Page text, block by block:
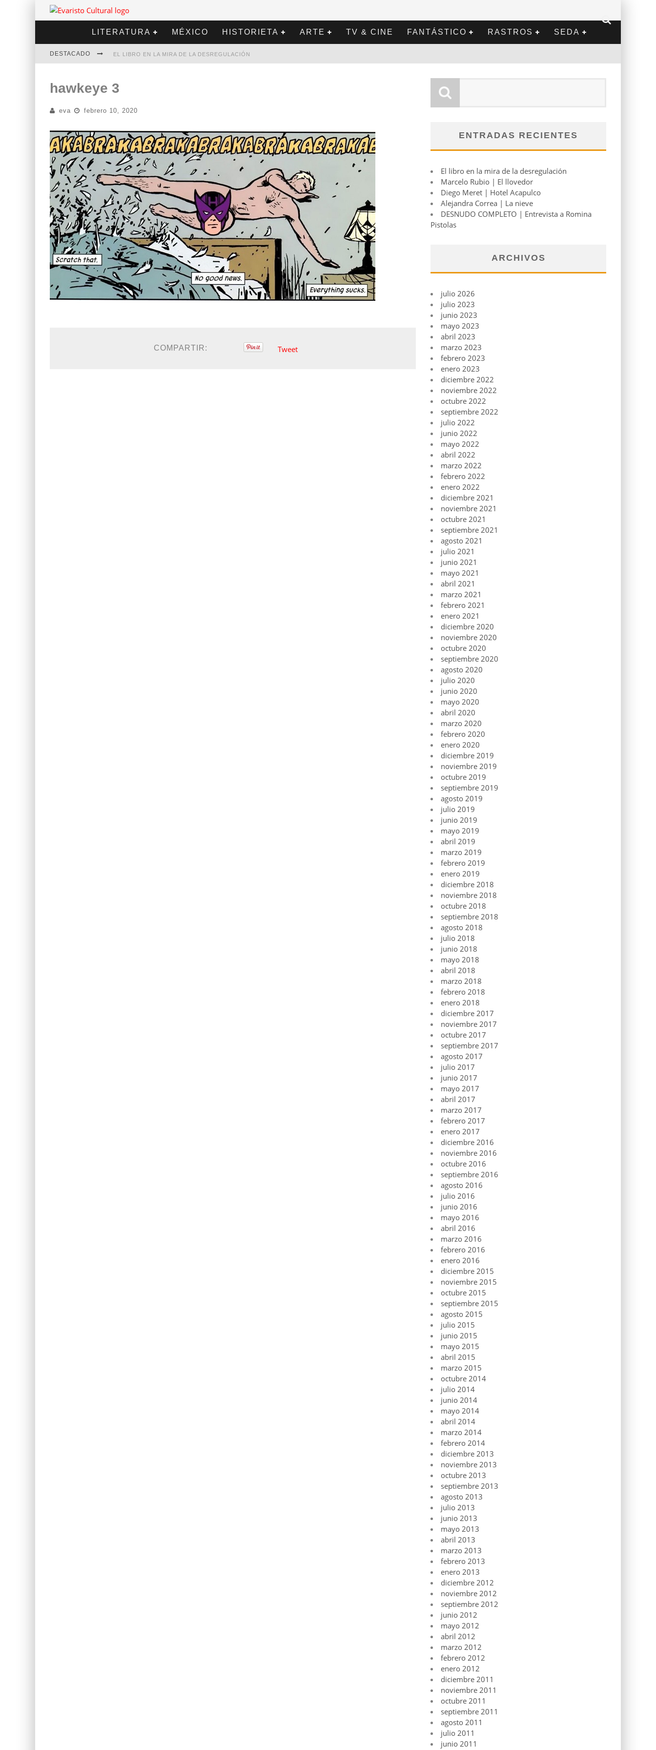
LITERATURA MÉXICO HISTORIETA ARTE TV & CINE FANTÁSTICO RASTROS SEDA
DESTACADO EL LIBRO EN LA MIRA DE LA DESREGULACIÓN
DIEGO MERET | HOTEL ACAPULCO
ALEJANDRA CORREA | LA NIEVE
hawkeye 3
eva febrero 10, 2020
COMPARTIR: Tweet
ENTRADAS RECIENTES
El libro en la mira de la desregulación
Marcelo Rubio | El llovedor
Diego Meret | Hotel Acapulco
Alejandra Correa | La nieve
DESNUDO COMPLETO | Entrevista a Romina
Pistolas
ARCHIVOS
julio 2026
julio 2023
junio 2023
mayo 2023
abril 2023
marzo 2023
febrero 2023
enero 2023
diciembre 2022
noviembre 2022
octubre 2022
septiembre 2022
julio 2022
junio 2022
mayo 2022
abril 2022
marzo 2022
febrero 2022
enero 2022
diciembre 2021
noviembre 2021
octubre 2021
septiembre 2021
agosto 2021
julio 2021
junio 2021
mayo 2021
abril 2021
marzo 2021
febrero 2021
enero 2021
diciembre 2020
noviembre 2020
octubre 2020
septiembre 2020
agosto 2020
julio 2020
junio 2020
mayo 2020
abril 2020
marzo 2020
febrero 2020
enero 2020
diciembre 2019
noviembre 2019
octubre 2019
septiembre 2019
agosto 2019
julio 2019
junio 2019
mayo 2019
abril 2019
marzo 2019
febrero 2019
enero 2019
diciembre 2018
noviembre 2018
octubre 2018
septiembre 2018
agosto 2018
julio 2018
junio 2018
mayo 2018
abril 2018
marzo 2018
febrero 2018
enero 2018
diciembre 2017
noviembre 2017
octubre 2017
septiembre 2017
agosto 2017
julio 2017
junio 2017
mayo 2017
abril 2017
marzo 2017
febrero 2017
enero 2017
diciembre 2016
noviembre 2016
octubre 2016
septiembre 2016
agosto 2016
julio 2016
junio 2016
mayo 2016
abril 2016
marzo 2016
febrero 2016
enero 2016
diciembre 2015
noviembre 2015
octubre 2015
septiembre 2015
agosto 2015
julio 2015
junio 2015
mayo 2015
abril 2015
marzo 2015
octubre 2014
julio 2014
junio 2014
mayo 2014
abril 2014
marzo 2014
febrero 2014
diciembre 2013
noviembre 2013
octubre 2013
septiembre 2013
agosto 2013
julio 2013
junio 2013
mayo 2013
abril 2013
marzo 2013
febrero 2013
enero 2013
diciembre 2012
noviembre 2012
septiembre 2012
junio 2012
mayo 2012
abril 2012
marzo 2012
febrero 2012
enero 2012
diciembre 2011
noviembre 2011
octubre 2011
septiembre 2011
agosto 2011
julio 2011
junio 2011